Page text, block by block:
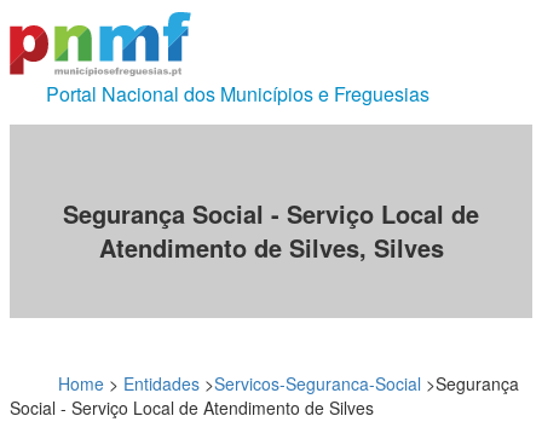
Portal Nacional dos Municípios e Freguesias
Segurança Social - Serviço Local de
Atendimento de Silves, Silves
Home > Entidades >Servicos-Seguranca-Social >Segurança
Social - Serviço Local de Atendimento de Silves